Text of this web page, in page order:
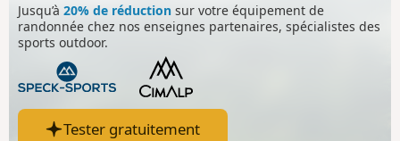
Jusqu’à 20% de réduction sur votre équipement de
randonnée chez nos enseignes partenaires, spécialistes des
sports outdoor.
Tester gratuitement